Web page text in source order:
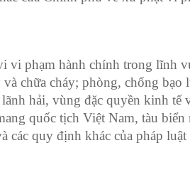
vi phạm hành chính trong lĩnh
chữa cháy; phòng, chống bạo
hải, vùng đặc quyền kinh tế
quốc tịch Việt Nam, tàu biển
quy định khác của pháp luật